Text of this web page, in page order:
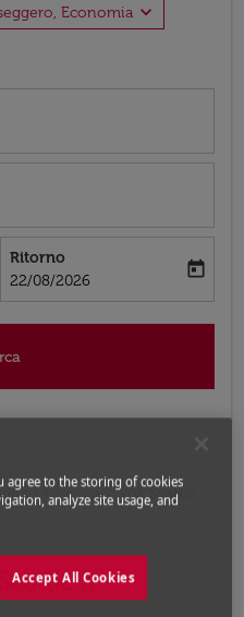
Economia expand_more
label
Ritorno
fc-booking-return-date-aria-label
22/08/2026
today
Unito
Voli Seattle -
a
percorso (origine e/o
agree to the storing of cookies
analyze site usage, and
Accept All Cookies